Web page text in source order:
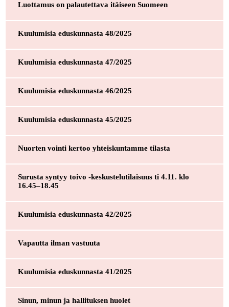
Luottamus on palautettava itäiseen Suomeen
Kuulumisia eduskunnasta 48/2025
Kuulumisia eduskunnasta 47/2025
Kuulumisia eduskunnasta 46/2025
Kuulumisia eduskunnasta 45/2025
Nuorten vointi kertoo yhteiskuntamme tilasta
Surusta syntyy toivo -keskustelutilaisuus ti 4.11. klo
16.45–18.45
Kuulumisia eduskunnasta 42/2025
Vapautta ilman vastuuta
Kuulumisia eduskunnasta 41/2025
Sinun, minun ja hallituksen huolet